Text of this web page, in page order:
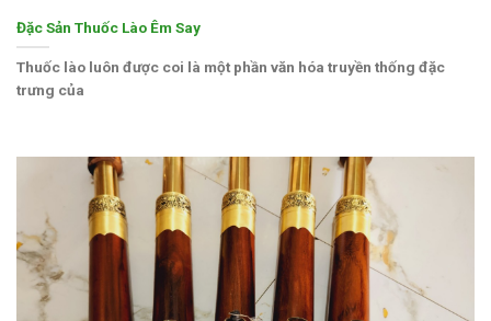
Đặc Sản Thuốc Lào Êm Say
Thuốc lào luôn được coi là một phần văn hóa truyền thống đặc
trưng của